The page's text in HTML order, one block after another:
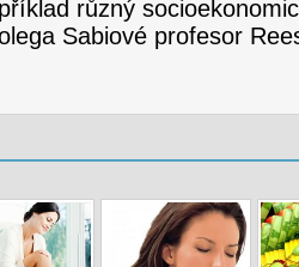
různý
Sabiové profesor